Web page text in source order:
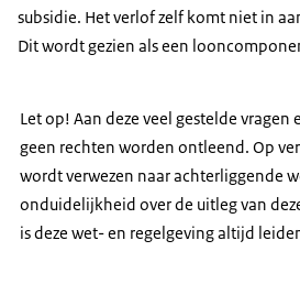
subsidie. Het verlof zelf komt niet in
Dit wordt gezien als een
Let op! Aan deze veel gestelde
geen rechten worden ontleend. Op
wordt verwezen naar achterliggende
onduidelijkheid over de uitleg van
is deze wet- en regelgeving altijd